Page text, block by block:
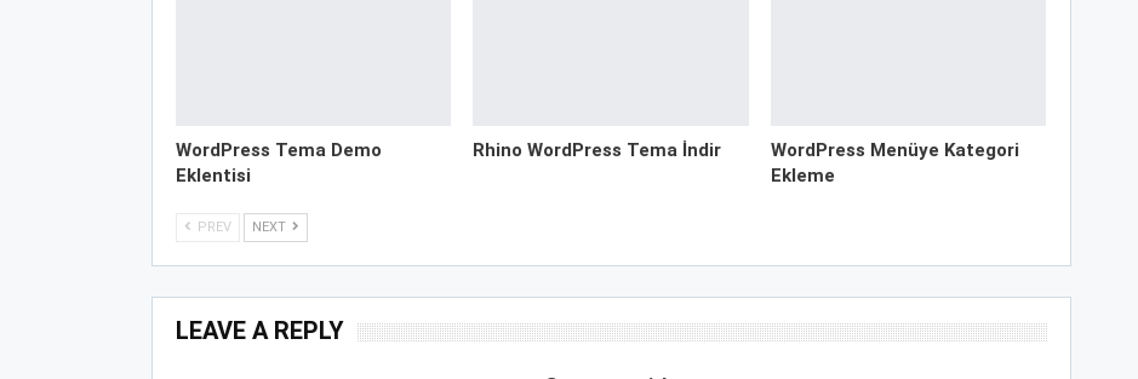
WordPress Tema Demo
Eklentisi
Rhino WordPress Tema İndir
WordPress Menüye Kategori
Ekleme
PREV NEXT
LEAVE A REPLY